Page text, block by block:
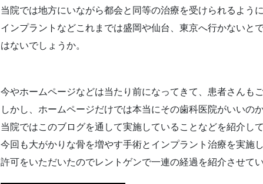
当院では地方にいながら都会と同等の治療を受けられるよう
インプラントなどこれまでは盛岡や仙台、東京へ行かないと
はないでしょうか。
今やホームページなどは当たり前になってきて、患者さんも
しかし、ホームページだけでは本当にその歯科医院がいいの
当院ではこのブログを通して実施していることなどを紹介して
今回も大がかりな骨を増やす手術とインプラント治療を実施
許可をいただいたのでレントゲンで一連の経過を紹介させてい